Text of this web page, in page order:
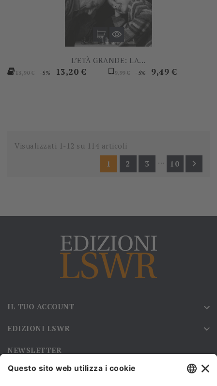
L’ETÀ GRANDE: LA...
Prezzo
13,90 € -5% Prezzo
13,20 €
Prezzo
9,99 € -5% Prezzo
9,49 €
Visualizzati 1-12 su 114 articoli
1
2 3 … 10 
IL TUO ACCOUNT 
EDIZIONI LSWR 
NEWSLETTER
Iscriviti alla nostra newsletter e rimani sempre aggiornato sulle